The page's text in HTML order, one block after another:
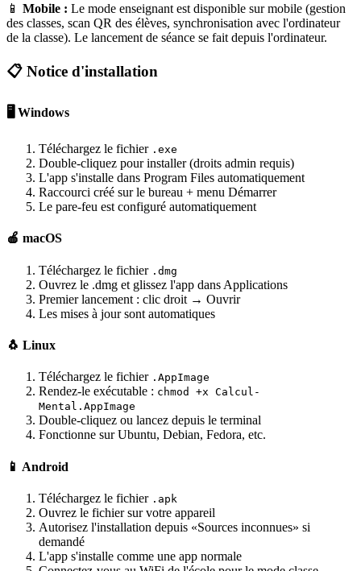
📱 Mobile : Le mode enseignant est disponible sur mobile (gestion
des classes, scan QR des élèves, synchronisation avec l'ordinateur
de la classe). Le lancement de séance se fait depuis l'ordinateur.
📋 Notice d'installation
🖥️ Windows
Téléchargez le fichier .exe
Double-cliquez pour installer (droits admin requis)
L'app s'installe dans Program Files automatiquement
Raccourci créé sur le bureau + menu Démarrer
Le pare-feu est configuré automatiquement
🍎 macOS
Téléchargez le fichier .dmg
Ouvrez le .dmg et glissez l'app dans Applications
Premier lancement : clic droit → Ouvrir
Les mises à jour sont automatiques
🐧 Linux
Téléchargez le fichier .AppImage
Rendez-le exécutable : chmod +x Calcul-
Mental.AppImage
Double-cliquez ou lancez depuis le terminal
Fonctionne sur Ubuntu, Debian, Fedora, etc.
📱 Android
Téléchargez le fichier .apk
Ouvrez le fichier sur votre appareil
Autorisez l'installation depuis «Sources inconnues» si
demandé
L'app s'installe comme une app normale